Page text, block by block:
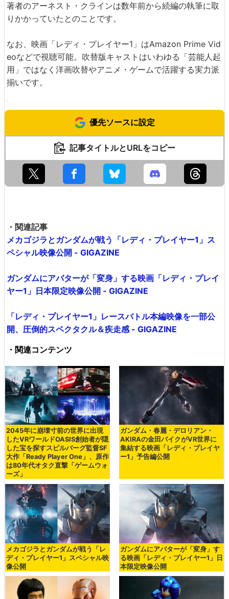
著者のアーネスト・クラインは数年前から続編の執筆に取
りかかっていたとのことです。
なお、映画「レディ・プレイヤー1」はAmazon Prime Vid
eoなどで視聴可能。吹替版キャストはいわゆる「芸能人起
用」ではなく洋画吹替やアニメ・ゲームで活躍する実力派
揃いです。
優先ソースに設定
記事タイトルとURLをコピー
・関連記事
メカゴジラとガンダムが戦う「レディ・プレイヤー1」ス
ペシャル映像公開 - GIGAZINE
ガンダムにアバターが「変身」する映画「レディ・プレイ
ヤー1」日本限定映像公開 - GIGAZINE
「レディ・プレイヤー1」レースバトル本編映像を一部公
開、圧倒的スペクタクル＆疾走感 - GIGAZINE
・関連コンテンツ
2045年に崩壊寸前の世界に出現
したVRワールドOASIS創始者が隠
した宝を探すスピルバーグ監督SF
大作「Ready Player One」、原作
は80年代オタク直撃「ゲームウォ
ーズ」
ガンダム・春麗・デロリアン・
AKIRAの金田バイクがVR世界に
集結する映画「レディ・プレイヤ
ー1」予告編公開
メカゴジラとガンダムが戦う「レ
ディ・プレイヤー1」スペシャル映
像公開
ガンダムにアバターが「変身」す
る映画「レディ・プレイヤー1」日
本限定映像公開